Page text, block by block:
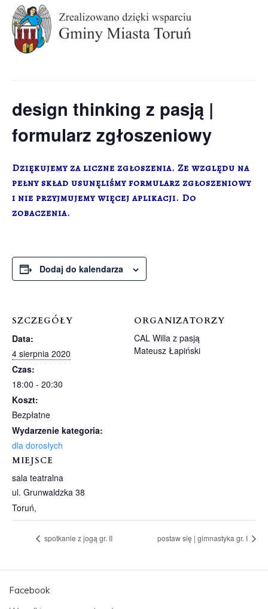
design thinking z pasją |
formularz zgłoszeniowy
Dziękujemy za liczne zgłoszenia. Ze względu na
pełny skład usunęliśmy formularz zgłoszeniowy
i nie przyjmujemy więcej aplikacji. Do
zobaczenia.
Dodaj do kalendarza
SZCZEGÓŁY
Data:
4 sierpnia 2020
Czas:
18:00 - 20:30
Koszt:
Bezpłatne
Wydarzenie kategoria:
dla dorosłych
MIEJSCE
sala teatralna
ul. Grunwaldzka 38
Toruń,
ORGANIZATORZY
CAL Willa z pasją
Mateusz Łapiński
spotkanie z jogą gr. II postaw się | gimnastyka gr. I
Facebook